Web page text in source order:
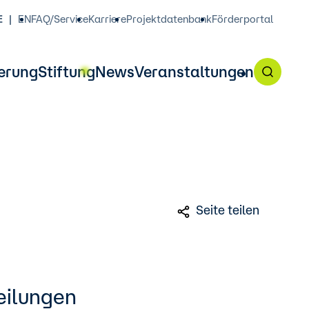
StiftungNewsVeranstaltungen
ENFAQ/ServiceKarriereProjektdatenbankFörderportal
Seite teilen